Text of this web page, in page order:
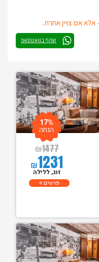
שתף בוואטסאפ
₪1477
₪1231
17%
הנחה
זוג, ללילה
פרטים